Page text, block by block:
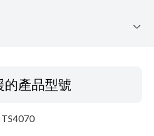
的產品型號
TS4070